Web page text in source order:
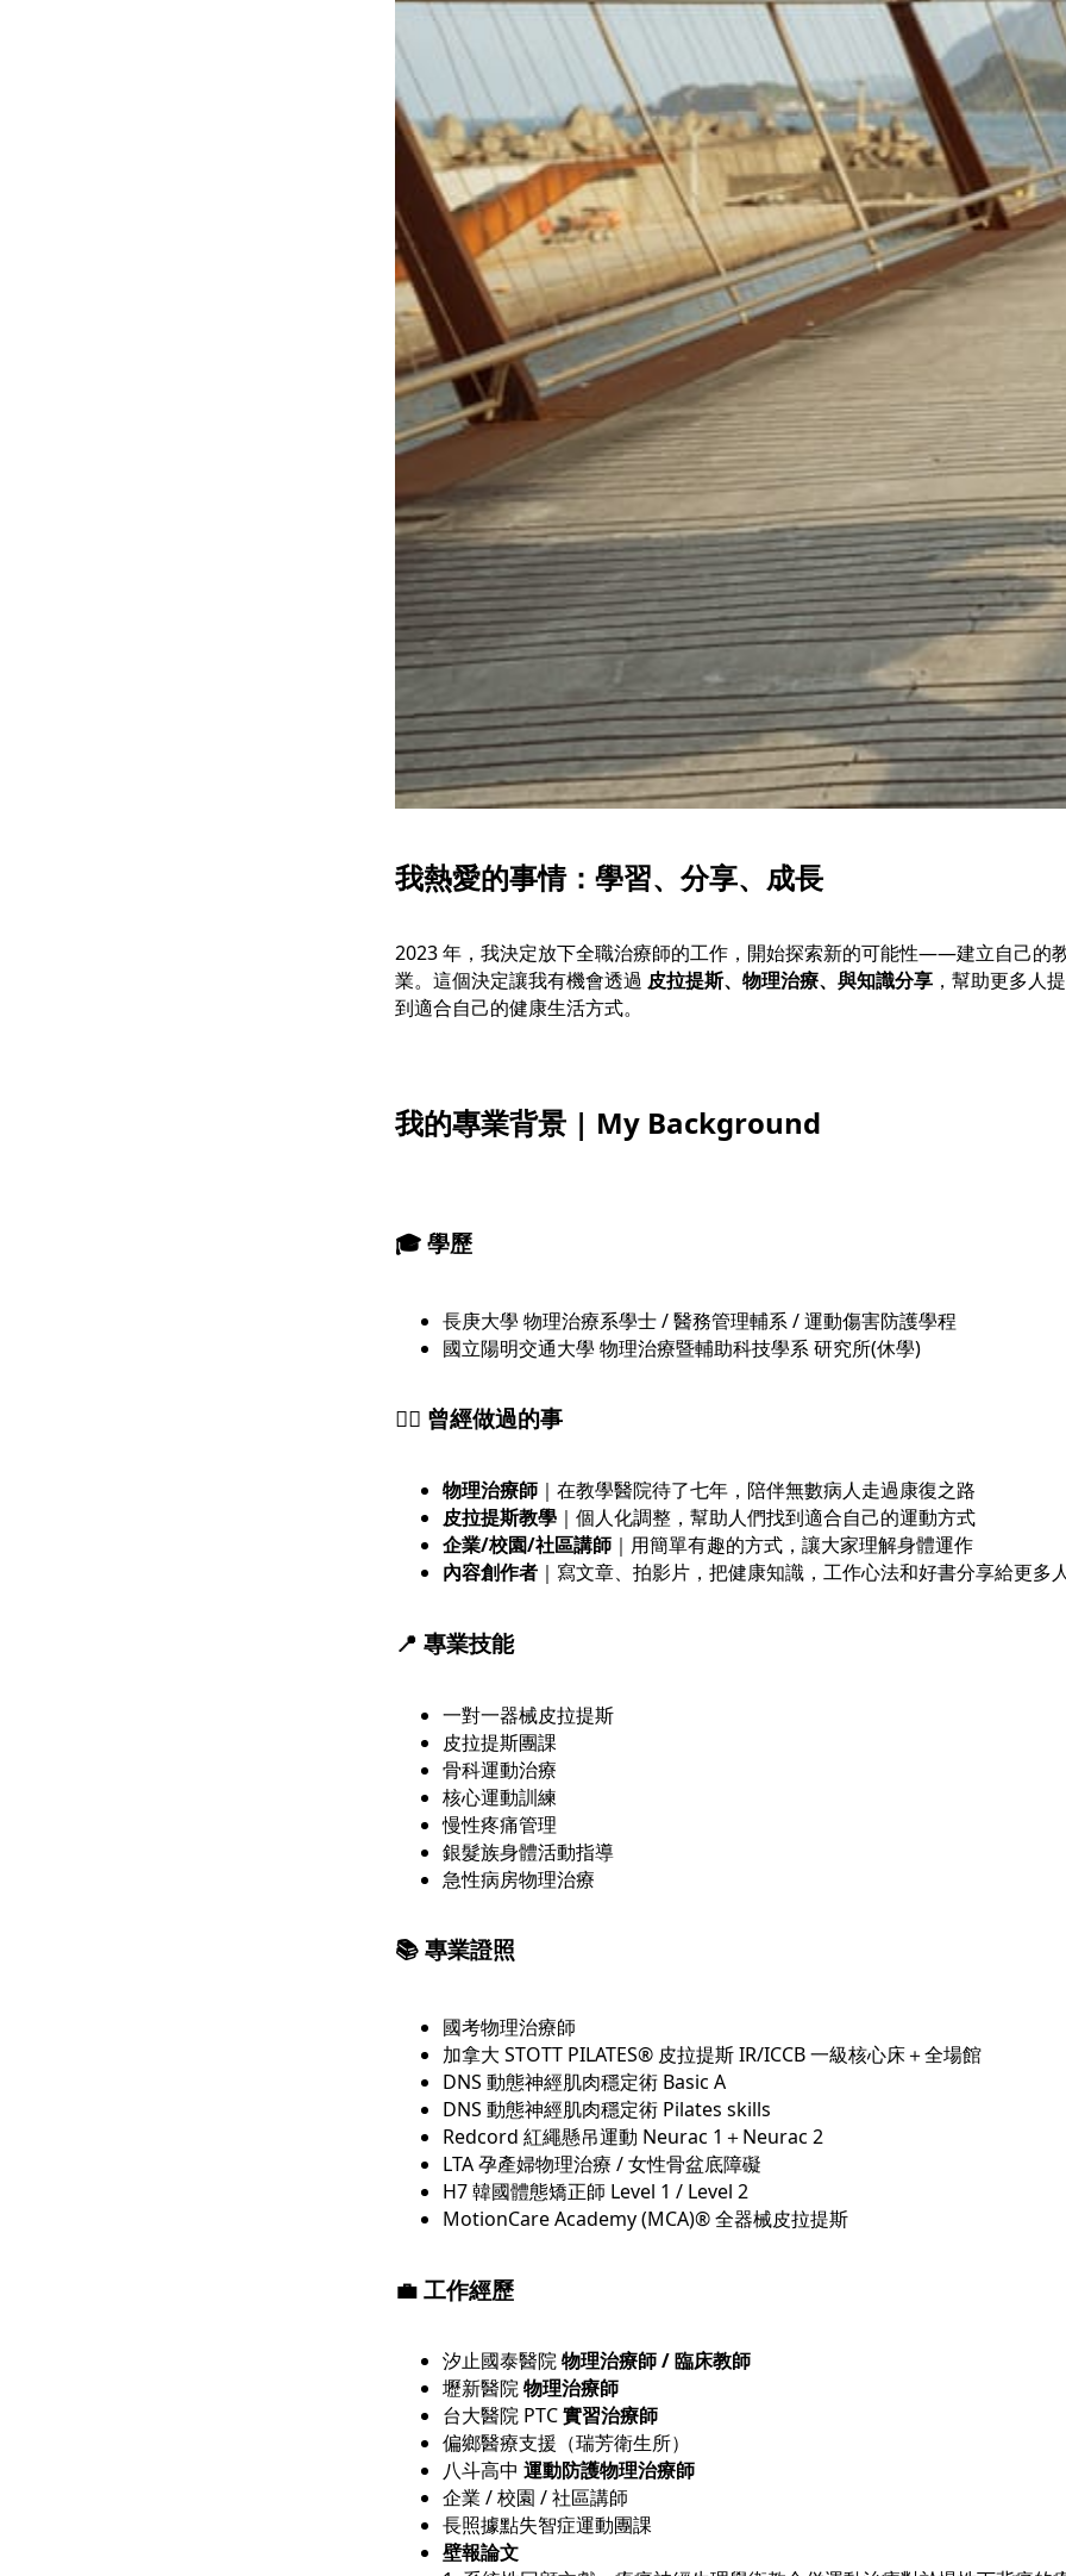
我熱愛的事情：學習、分享、成長
2023 年，我決定放下全職治療師的工作，開始探索新的可能性——建立自己的
業。這個決定讓我有機會透過 皮拉提斯、物理治療、與知識分享 ，幫助更多人
到適合自己的健康生活方式。
我的專業背景 | My Background
🎓 學歷
長庚大學 物理治療系學士 / 醫務管理輔系 / 運動傷害防護學程
國立陽明交通大學 物理治療暨輔助科技學系 研究所(休學)
🧘‍♀️ 曾經做過的事
物理治療師 ｜在教學醫院待了七年，陪伴無數病人走過康復之路
皮拉提斯教學 ｜個人化調整，幫助人們找到適合自己的運動方式
企業/校園/社區講師 ｜用簡單有趣的方式，讓大家理解身體運作
內容創作者 ｜寫文章、拍影片，把健康知識，工作心法和好書分享給更多
📍 專業技能
一對一器械皮拉提斯
皮拉提斯團課
骨科運動治療
核心運動訓練
慢性疼痛管理
銀髮族身體活動指導
急性病房物理治療
📚 專業證照
國考物理治療師
加拿大 STOTT PILATES® 皮拉提斯 IR/ICCB 一級核心床＋全場館
DNS 動態神經肌肉穩定術 Basic A
DNS 動態神經肌肉穩定術 Pilates skills
Redcord 紅繩懸吊運動 Neurac 1＋Neurac 2
LTA 孕產婦物理治療 / 女性骨盆底障礙
H7 韓國體態矯正師 Level 1 / Level 2
MotionCare Academy (MCA)® 全器械皮拉提斯
💼 工作經歷
汐止國泰醫院物理治療師 / 臨床教師
壢新醫院物理治療師
台大醫院 PTC實習治療師
偏鄉醫療支援（瑞芳衛生所）
八斗高中 運動防護物理治療師
企業 / 校園 / 社區講師
長照據點失智症運動團課
壁報論文